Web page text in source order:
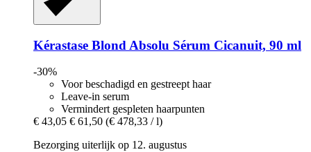
Kérastase Blond Absolu Sérum Cicanuit, 90 ml
-30%
Voor beschadigd en gestreept haar
Leave-in serum
Vermindert gespleten haarpunten
€ 43,05 € 61,50 (€ 478,33 / l)
Bezorging uiterlijk op 12. augustus